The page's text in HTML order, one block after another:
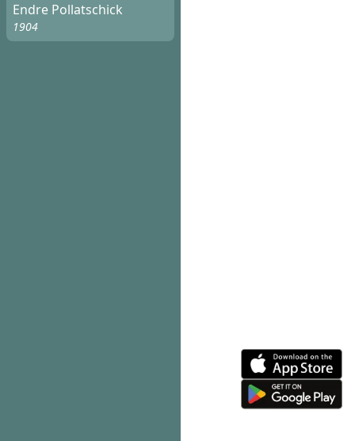
Endre Pollatschick
1904